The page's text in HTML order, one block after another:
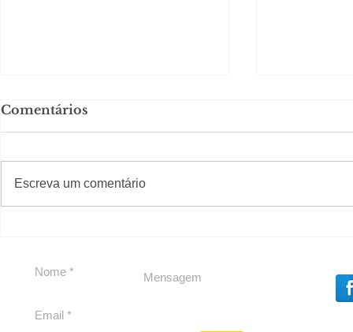
reforçam apoio a
Cláudio Mitidieri
Comentários
Escreva um comentário
#Sugestões